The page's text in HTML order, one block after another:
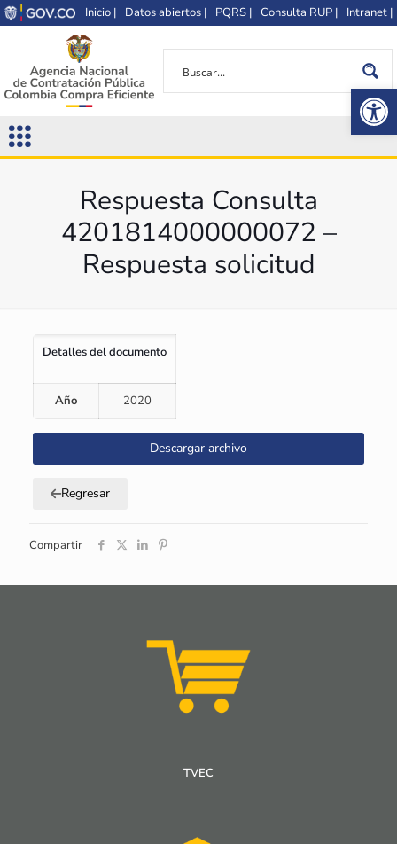
Inicio | Datos abiertos | PQRS | Consulta RUP | Intranet |
Respuesta Consulta
4201814000000072 –
Respuesta solicitud
Detalles del documento
Año 2020
Descargar archivo
Regresar
Compartir
TVEC